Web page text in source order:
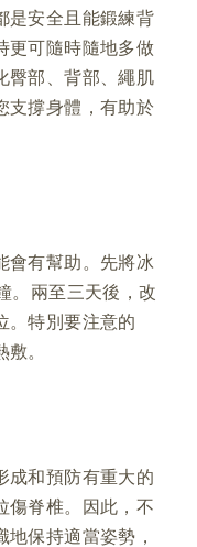
是安全且能鍛練背
更可隨時隨地多做
臀部、背部、繩肌
支撐身體，有助於
會有幫助。先將冰
。兩至三天後，改
。特別要注意的
。
成和預防有重大的
傷脊椎。因此，不
保持適當姿勢，